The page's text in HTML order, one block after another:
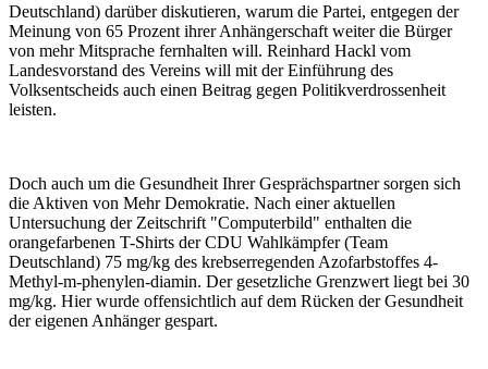
Deutschland) darüber diskutieren, warum die Partei, entgegen der
Meinung von 65 Prozent ihrer Anhängerschaft weiter die Bürger
von mehr Mitsprache fernhalten will. Reinhard Hackl vom
Landesvorstand des Vereins will mit der Einführung des
Volksentscheids auch einen Beitrag gegen Politikverdrossenheit
leisten.
Doch auch um die Gesundheit Ihrer Gesprächspartner sorgen sich
die Aktiven von Mehr Demokratie. Nach einer aktuellen
Untersuchung der Zeitschrift "Computerbild" enthalten die
orangefarbenen T-Shirts der CDU Wahlkämpfer (Team
Deutschland) 75 mg/kg des krebserregenden Azofarbstoffes 4-
Methyl-m-phenylen-diamin. Der gesetzliche Grenzwert liegt bei 30
mg/kg. Hier wurde offensichtlich auf dem Rücken der Gesundheit
der eigenen Anhänger gespart.